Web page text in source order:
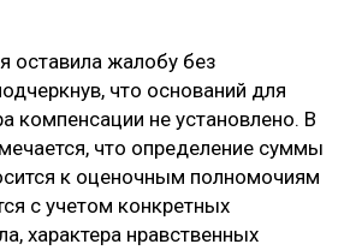
оставила жалобу без
что оснований для
компенсации не установлено. В
что определение суммы
к оценочным полномочиям
с учетом конкретных
характера нравственных